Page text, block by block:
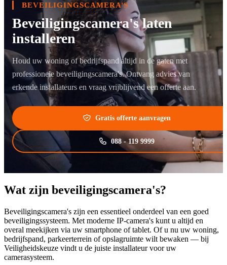
BEVEILIGINGSCAMERA'S
Beveiligingscamera's laten
installeren
Houd uw woning of bedrijfspand altijd in de gaten met
professionele beveiligingscamera's. Ontvang advies van
erkende installateurs en vraag vrijblijvend een offerte aan.
Gratis offerte aanvragen
088 - 119 9999
Wat zijn beveiligingscamera's?
Beveiligingscamera's zijn een essentieel onderdeel van een goed
beveiligingssysteem. Met moderne IP-camera's kunt u altijd en
overal meekijken via uw smartphone of tablet. Of u nu uw woning,
bedrijfspand, parkeerterrein of opslagruimte wilt bewaken — bij
Veiligheidskeuze vindt u de juiste installateur voor uw
camerasysteem.